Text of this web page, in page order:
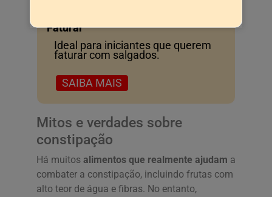
Faturar
Ideal para iniciantes que querem
faturar com salgados.
SAIBA MAIS
Mitos e verdades sobre
constipação
Há muitos alimentos que realmente ajudam a
combater a constipação, incluindo frutas com
alto teor de água e fibras. No entanto,